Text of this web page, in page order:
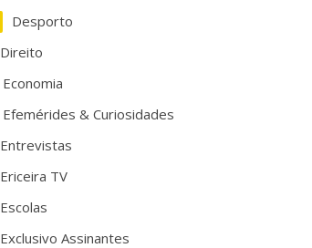
Desporto
Direito
Economia
Efemérides & Curiosidades
Entrevistas
Ericeira TV
Escolas
Exclusivo Assinantes